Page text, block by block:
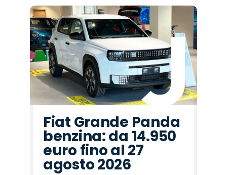
Fiat Grande Panda
benzina: da 14.950
euro fino al 27
agosto 2026